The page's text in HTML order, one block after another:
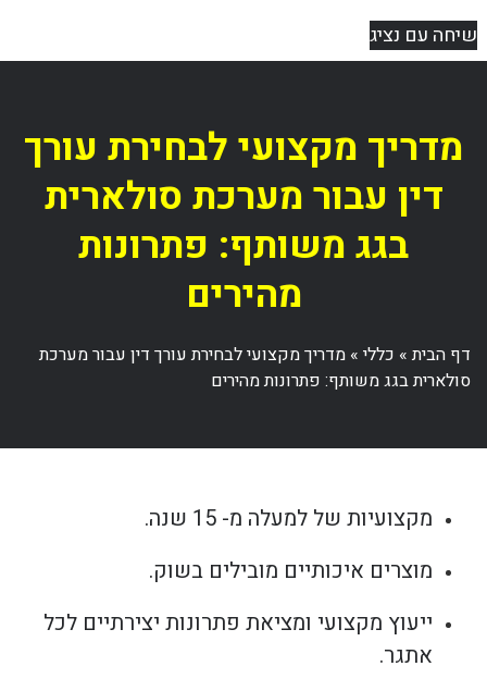
שיחה עם נציג
מדריך מקצועי לבחירת עורך
דין עבור מערכת סולארית
בגג משותף: פתרונות
מהירים
דף הבית» כללי» מדריך מקצועי לבחירת עורך דין עבור מערכת
סולארית בגג משותף: פתרונות מהירים
מקצועיות של למעלה מ- 15 שנה.
מוצרים איכותיים מובילים בשוק.
ייעוץ מקצועי ומציאת פתרונות יצירתיים לכל
אתגר.